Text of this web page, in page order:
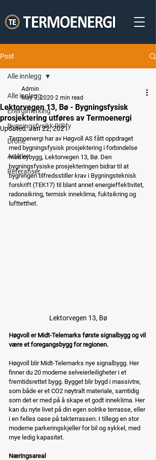
Post
Alle innlegg
Energimerking
Bygningsfysikk RIBfy
Drone
Artikler
Referanser
Alle innlegg
Lektorvegen 13, Bø - Bygningsfysisk
prosjektering utføres av Termoenergi
Admin
May 7, 2020 2 min read
Updated:Jan 22, 2021
Termoenergi har av Høgvoll AS fått oppdraget
med bygningsfysisk prosjektering i forbindelse
med nybygg, Lektorvegen 13, Bø. Den
bygningsfysiske prosjekteringen bidrar til at
bygningen tilfredsstiller krav i Bygningsteknisk
forskrift (TEK17) til blant annet energieffektivitet,
radonsikring, termisk inneklima, fuktsikring og
lufttetthet.
Lektorvegen 13, Bø
Høgvoll er Midt-Telemarks første signalbygg og vil
være et foregangsbygg for regionen.
Høgvoll blir Midt-Telemarks nye signalbygg. Her
finner du 20 moderne selveierleiligheter i et
fremtidsrettet bygg. Bygget blir bygd i massivtre,
som både er et CO2 nøytralt materiale, samtidig
som det er med på å skape et godt inneklima. Her
kan du nyte livet på din egen solrike terrasse, eller
i en felles oase på takterrassen. I tillegg en stor
moderne parkeringskjeller for bil og sykkel, med
mye ledig kapasitet.
Næringsareal